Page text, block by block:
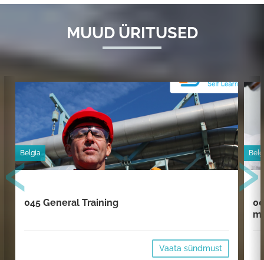
MUUD ÜRITUSED
Belgia
045 General Training
Vaata sündmust
‹ ›